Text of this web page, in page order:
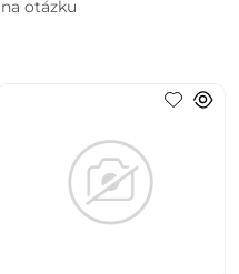
na otázku